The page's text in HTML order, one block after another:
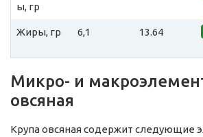
ы, гр
Жиры, гр 6,1 13.64
Микро- и
овсяная
Крупа овсяная содержит следующие